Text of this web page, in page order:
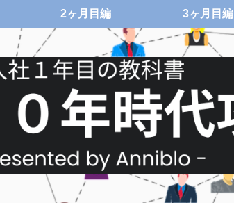
2ヶ月目編 3ヶ月目編